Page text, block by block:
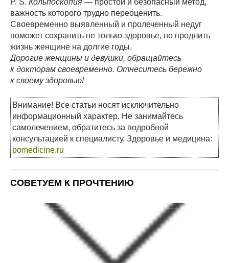
важность которого трудно переоценить.
Своевременно выявленный и пролеченный недуг
поможет сохранить не только здоровье, но продлить
жизнь женщине на долгие годы.
Дорогие женщины и девушки, обращайтесь
к докторам своевременно. Отнеситесь бережно
к своему здоровью!
Внимание! Все статьи носят исключительно
информационный характер. Не занимайтесь
самолечением, обратитесь за подробной
консультацией к специалисту. Здоровье и медицина:
pomedicine.ru
СОВЕТУЕМ К ПРОЧТЕНИЮ